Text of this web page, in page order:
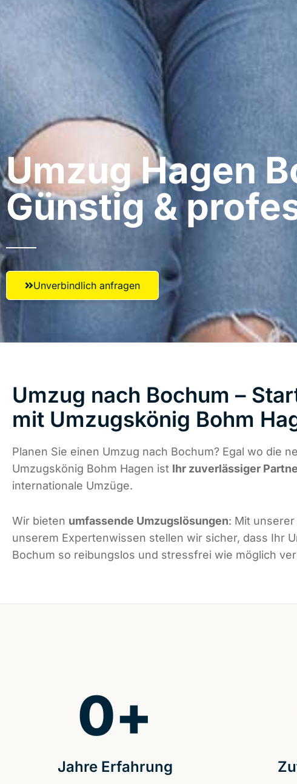
Umzug Hagen​
Günstig &
Unverbindlich anfragen
Umzug nach Bochum –
mit Umzugskönig Bohm
Planen Sie einen Umzug nach Bochum? Egal wo die
Umzugskönig Bohm Hagen ist Ihr zuverlässiger
internationale Umzüge.
Wir bieten umfassende Umzugslösungen: Mit
unserem Expertenwissen stellen wir sicher, dass Ihr
Bochum so reibungslos und stressfrei wie möglich
Jahre Erfahrung
0+